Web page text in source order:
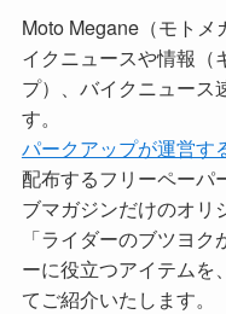
Moto Megane（モト
イクニュースや情報（
プ）、バイクニュース
す。
パークアップが運営す
配布するフリーペーパ
ブマガジンだけのオリ
「ライダーのブツヨ
ーに役立つアイテムを
てご紹介いたします。